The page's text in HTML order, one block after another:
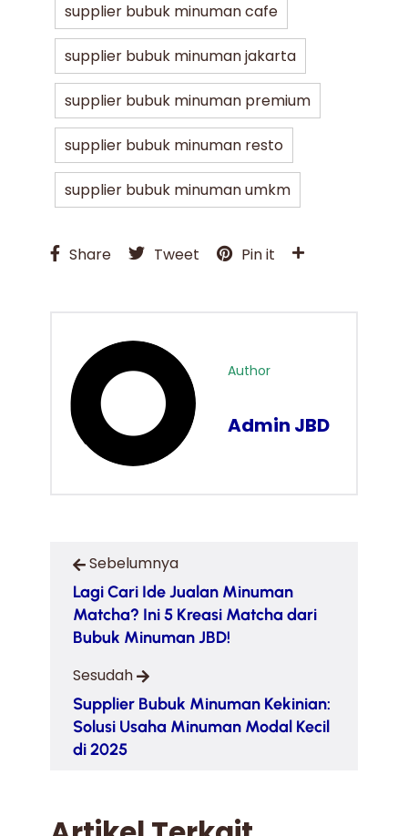
supplier bubuk minuman cafe
supplier bubuk minuman jakarta
supplier bubuk minuman premium
supplier bubuk minuman resto
supplier bubuk minuman umkm
Share Tweet Pin it
Author
Admin JBD
Sebelumnya
Lagi Cari Ide Jualan Minuman
Matcha? Ini 5 Kreasi Matcha dari
Bubuk Minuman JBD!
Sesudah
Supplier Bubuk Minuman Kekinian:
Solusi Usaha Minuman Modal Kecil
di 2025